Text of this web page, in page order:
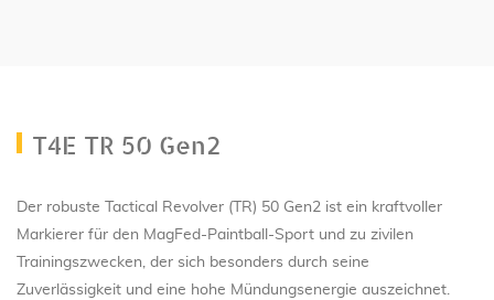
T4E TR 50 Gen2
Der robuste Tactical Revolver (TR) 50 Gen2 ist ein kraftvoller
Markierer für den MagFed-Paintball-Sport und zu zivilen
Trainingszwecken, der sich besonders durch seine
Zuverlässigkeit und eine hohe Mündungsenergie auszeichnet.